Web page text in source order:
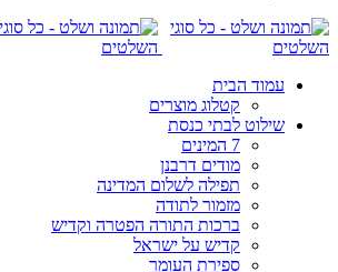
עמוד הבית
קטלוג מוצרים
שילוט לבתי כנסת
7 המינים
מודים דרבנן
תפילה לשלום המדינה
מזמור לתודה
ברכות התורה הפטרה וקדיש
קדיש על ישראל
ספירת העומר